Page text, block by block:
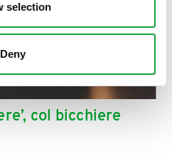
selection
Deny
col bicchiere